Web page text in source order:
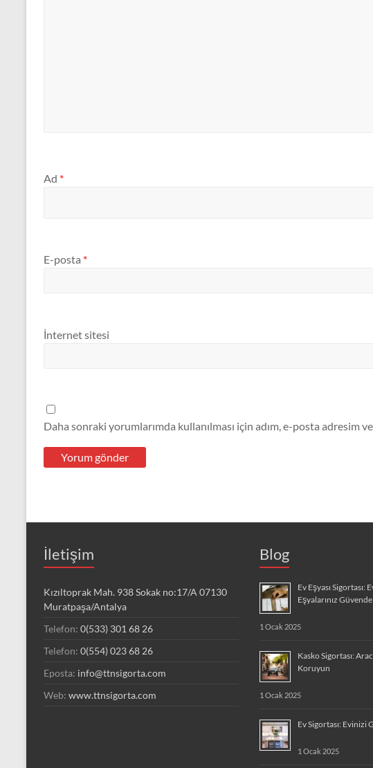
Ad *
E-posta *
İnternet sitesi
Daha sonraki yorumlarımda kullanılması için adım, e-posta adresim
İletişim
Kızıltoprak Mah. 938 Sokak no:17/A 07130
Muratpaşa/Antalya
Telefon: 0(533) 301 68 26
Telefon: 0(554) 023 68 26
Eposta: info@ttnsigorta.com
Web: www.ttnsigorta.com
Blog
Ev Eşyası
Eşyalarınız Güvende
1 Ocak 2025
Kasko Sigortası:
Koruyun
1 Ocak 2025
Ev Sigortası: Evinizi
1 Ocak 2025